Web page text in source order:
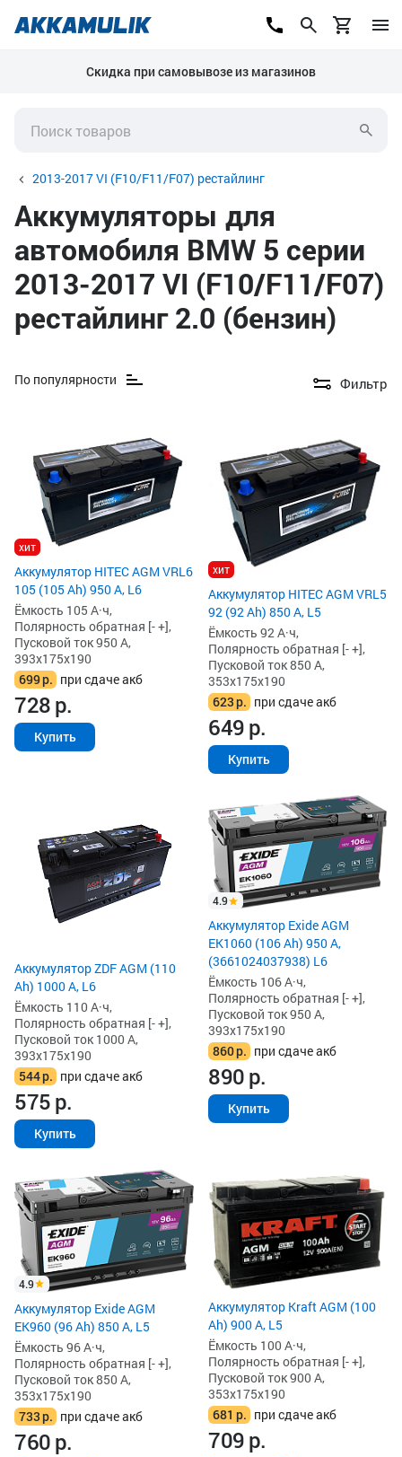
Скидка при самовывозе из магазинов
2013-2017 VI (F10/F11/F07) рестайлинг
Аккумуляторы для
автомобиля BMW 5 серии
2013-2017 VI (F10/F11/F07)
рестайлинг 2.0 (бензин)
По популярности Фильтр
хит
Аккумулятор HITEC AGM VRL6
105 (105 Ah) 950 А, L6
Ёмкость 105 А·ч,
Полярность обратная [- +],
Пусковой ток 950 А,
393x175x190
699р. при сдаче акб
728р.
Купить
хит
Аккумулятор HITEC AGM VRL5
92 (92 Ah) 850 А, L5
Ёмкость 92 А·ч,
Полярность обратная [- +],
Пусковой ток 850 А,
353x175x190
623р. при сдаче акб
649р.
Купить
Аккумулятор ZDF AGM (110
Ah) 1000 А, L6
Ёмкость 110 А·ч,
Полярность обратная [- +],
Пусковой ток 1000 А,
393x175x190
544р. при сдаче акб
575р.
Купить
4.9
Аккумулятор Exide AGM
EK1060 (106 Ah) 950 А,
(3661024037938) L6
Ёмкость 106 А·ч,
Полярность обратная [- +],
Пусковой ток 950 А,
393x175x190
860р. при сдаче акб
890р.
Купить
4.9
Аккумулятор Exide AGM
EK960 (96 Ah) 850 А, L5
Ёмкость 96 А·ч,
Полярность обратная [- +],
Пусковой ток 850 А,
353x175x190
733р. при сдаче акб
760р.
Аккумулятор Kraft AGM (100
Ah) 900 А, L5
Ёмкость 100 А·ч,
Полярность обратная [- +],
Пусковой ток 900 А,
353x175x190
681 р. при сдаче акб
709р.